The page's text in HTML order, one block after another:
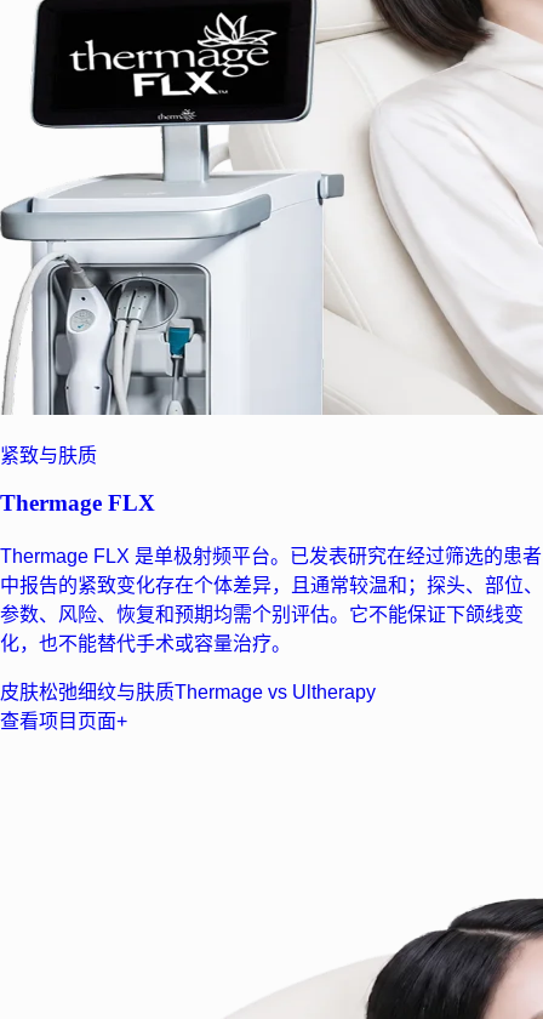
紧致与肤质
Thermage FLX
Thermage FLX 是单极射频平台。已发表研究在经过筛选的患者
中报告的紧致变化存在个体差异，且通常较温和；探头、部位、
参数、风险、恢复和预期均需个别评估。它不能保证下颌线变
化，也不能替代手术或容量治疗。
皮肤松弛细纹与肤质Thermage vs Ultherapy
查看项目页面+